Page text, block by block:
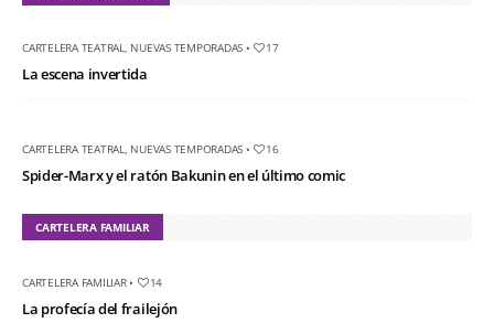
CARTELERA TEATRAL NUEVAS TEMPORADAS • 17
La escena invertida
CARTELERA TEATRAL NUEVAS TEMPORADAS • 16
Spider-Marx y el ratón Bakunin en el último comic
CARTELERA FAMILIAR
CARTELERA FAMILIAR• 14
La profecía del frailejón